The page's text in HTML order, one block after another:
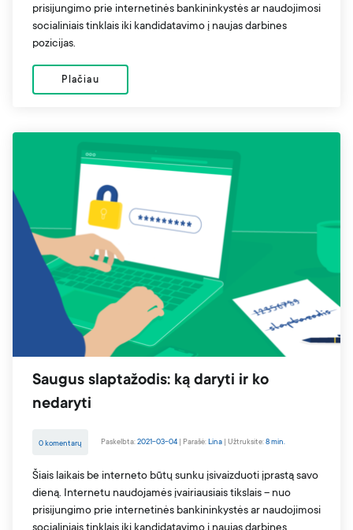
prisijungimo prie internetinės bankininkystės ar naudojimosi
socialiniais tinklais iki kandidatavimo į naujas darbines
pozicijas.
Plačiau
Saugus slaptažodis: ką daryti ir ko
nedaryti
0 komentarų Paskelbta:2021-03-04 Parašė: Lina Užtruksite:8 min.
Šiais laikais be interneto būtų sunku įsivaizduoti įprastą savo
dieną. Internetu naudojamės įvairiausiais tikslais – nuo
prisijungimo prie internetinės bankininkystės ar naudojimosi